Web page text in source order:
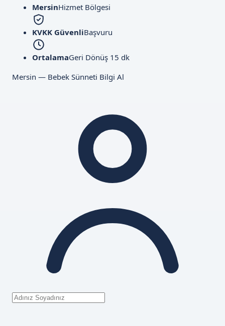
MersinHizmet Bölgesi
KVKK GüvenliBaşvuru
OrtalamaGeri Dönüş 15 dk
Mersin — Bebek Sünneti Bilgi Al